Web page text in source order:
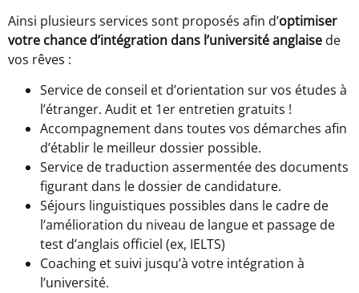
Ainsi plusieurs services sont proposés afin d’optimiser
votre chance d’intégration dans l’université anglaise de
vos rêves :
Service de conseil et d’orientation sur vos études à
l’étranger. Audit et 1er entretien gratuits !
Accompagnement dans toutes vos démarches afin
d’établir le meilleur dossier possible.
Service de traduction assermentée des documents
figurant dans le dossier de candidature.
Séjours linguistiques possibles dans le cadre de
l’amélioration du niveau de langue et passage de
test d’anglais officiel (ex, IELTS)
Coaching et suivi jusqu’à votre intégration à
l’université.